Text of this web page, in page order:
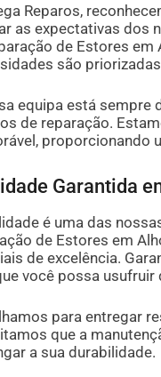
Reparos,
as expectativas dos
de Estores
são
equipa está sempre
de reparação.
proporcionando
Garantida
é uma das
de Estores em
de excelência.
você possa
para entregar
que a
a sua durabilidade.